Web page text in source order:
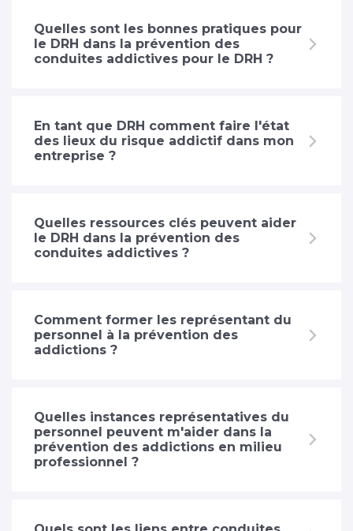
Quelles sont les bonnes pratiques pour
le DRH dans la prévention des
conduites addictives pour le DRH ?
En tant que DRH comment faire l'état
des lieux du risque addictif dans mon
entreprise ?
Quelles ressources clés peuvent aider
le DRH dans la prévention des
conduites addictives ?
Comment former les représentant du
personnel à la prévention des
addictions ?
Quelles instances représentatives du
personnel peuvent m'aider dans la
prévention des addictions en milieu
professionnel ?